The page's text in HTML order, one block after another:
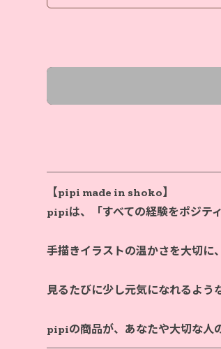
【pipi made in shoko】
pipiは、「すべての経験をポジテ
手描きイラストの温かさを大切に
見るたびに少し元気になれるよう
pipiの商品が、あなたや大切な人